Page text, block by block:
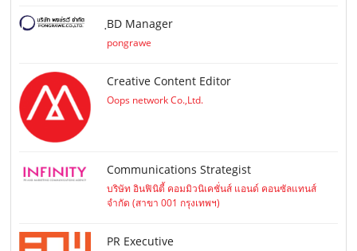
ฺBD Manager
pongrawe
Creative Content Editor
Oops network Co.,Ltd.
Communications Strategist
บริษัท อินฟินิตี้ คอมมิวนิเคชั่นส์ แอนด์ คอนซัลแทนส์
จำกัด (สาขา 001 กรุงเทพฯ)
PR Executive